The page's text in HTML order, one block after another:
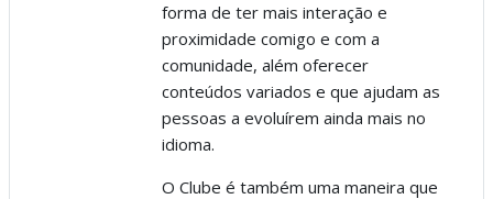
forma de ter mais interação e
proximidade comigo e com a
comunidade, além oferecer
conteúdos variados e que ajudam as
pessoas a evoluírem ainda mais no
idioma.
O Clube é também uma maneira que